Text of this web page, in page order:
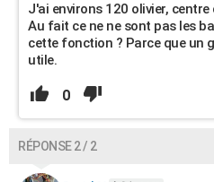
J'ai environs 120 olivier, centre
Au fait ce ne ne sont pas les
cette fonction ? Parce que un
utile.
0
RÉPONSE 2 / 2